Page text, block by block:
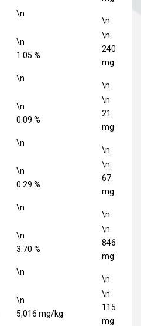
\n
\n
\n
1.05 %
\n
\n
240
mg
\n
\n
0.09 %
\n
\n
21
mg
\n
\n
0.29 %
\n
\n
67
mg
\n
\n
3.70 %
\n
\n
846
mg
\n
\n
5,016 mg/kg
\n
115
mg